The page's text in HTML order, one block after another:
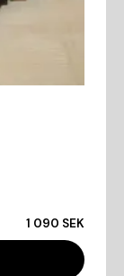
1 090 SEK